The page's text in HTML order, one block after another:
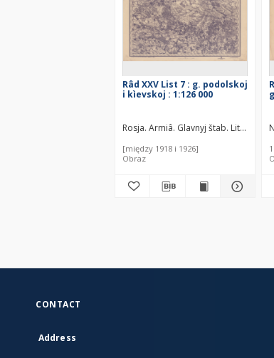
Râd XXV List 7 : g. podolskoj
i kìevskoj : 1:126 000
Rosja. Armiâ. Glavnyj štab. Litografìâ
[między 1918 i 1926]
Obraz
CONTACT
Address